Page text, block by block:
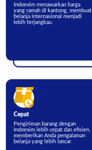
Indoexim menawarkan harga
yang ramah di kantong, membuat
belanja internasional menjadi
lebih terjangkau.
Cepat
Pengiriman barang dengan
Indoexim lebih cepat dan efisien,
memberikan Anda pengalaman
belanja yang lebih lancar.